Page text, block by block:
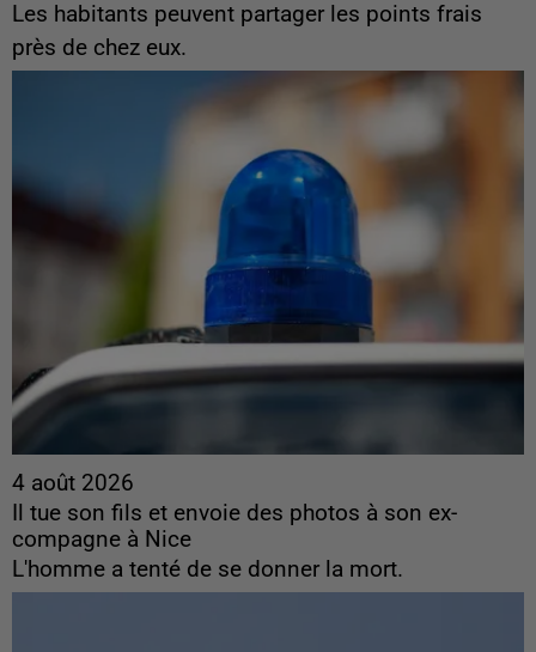
Les habitants peuvent partager les points frais
près de chez eux.
4 août 2026
Il tue son fils et envoie des photos à son ex-
compagne à Nice
L'homme a tenté de se donner la mort.